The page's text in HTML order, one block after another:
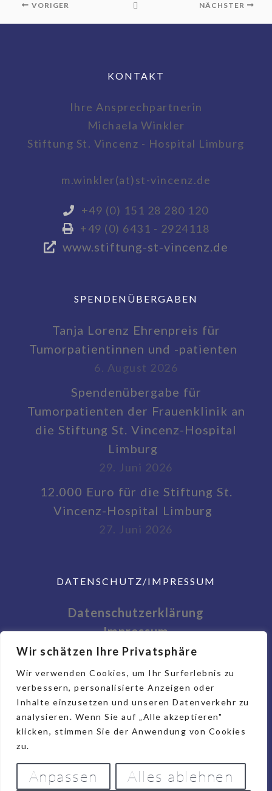
Wir schätzen Ihre Privatsphäre
Wir verwenden Cookies, um Ihr Surferlebnis zu
verbessern, personalisierte Anzeigen oder
Inhalte einzusetzen und unseren Datenverkehr zu
analysieren. Wenn Sie auf „Alle akzeptieren"
klicken, stimmen Sie der Anwendung von Cookies
zu.
Anpassen Alles ablehnen
VORIGER NÄCHSTER
KONTAKT
Ihre Ansprechpartnerin
Michaela Winkler
Stiftung St. Vincenz - Hospital Limburg
m.winkler(at)st-vincenz.de
+49 (0) 151 28 280 120
+49 (0) 6431 - 2924118
www.stiftung-st-vincenz.de
SPENDENÜBERGABEN
Tanja Lorenz Ehrenpreis für
Tumorpatientinnen und -patienten
6. August 2026
Spendenübergabe für
Tumorpatienten der Frauenklinik an
die Stiftung St. Vincenz-Hospital
Limburg
29. Juni 2026
12.000 Euro für die Stiftung St.
Vincenz-Hospital Limburg
27. Juni 2026
DATENSCHUTZ/IMPRESSUM
Datenschutzerklärung
Impressum